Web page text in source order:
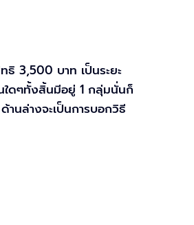
ธิ 3,500 บาท เป็นระยะ
นใดๆทั้งสิ้นมีอยู่ 1 กลุ่มนั่นก็
นล่างจะเป็นการบอกวิธี